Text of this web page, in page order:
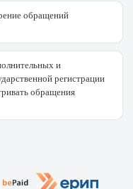
обращений
и
регистрации
обращения